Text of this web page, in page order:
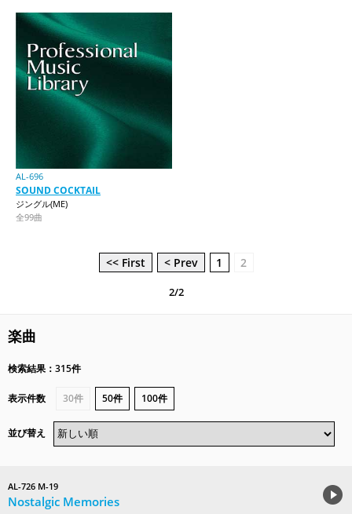
AL-696
SOUND COCKTAIL
ジングル(ME)
全99曲
<< First < Prev 1 2
2/2
楽曲
検索結果：315件
表示件数 30件 50件 100件
並び替え
AL-726 M-19
Nostalgic Memories